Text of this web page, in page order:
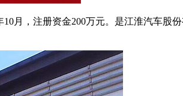
10月，注册资金200万元。是江淮汽车股